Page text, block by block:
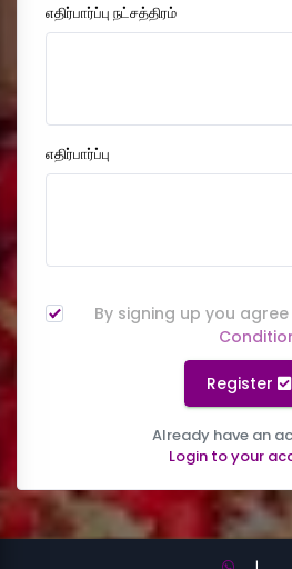
எதிர்பார்ப்பு நட்சத்திரம்
எதிர்பார்ப்பு
By signing up you
Register
Already have an
Login to your